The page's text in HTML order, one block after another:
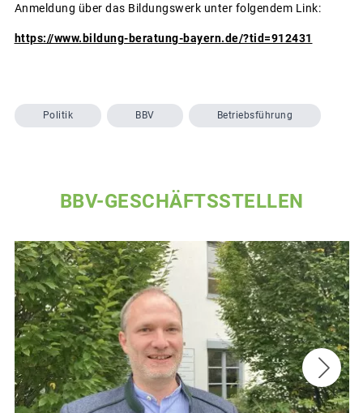
Anmeldung über das Bildungswerk unter folgendem Link:
https://www.bildung-beratung-bayern.de/?tid=912431
Politik BBV Betriebsführung
BBV-GESCHÄFTSSTELLEN